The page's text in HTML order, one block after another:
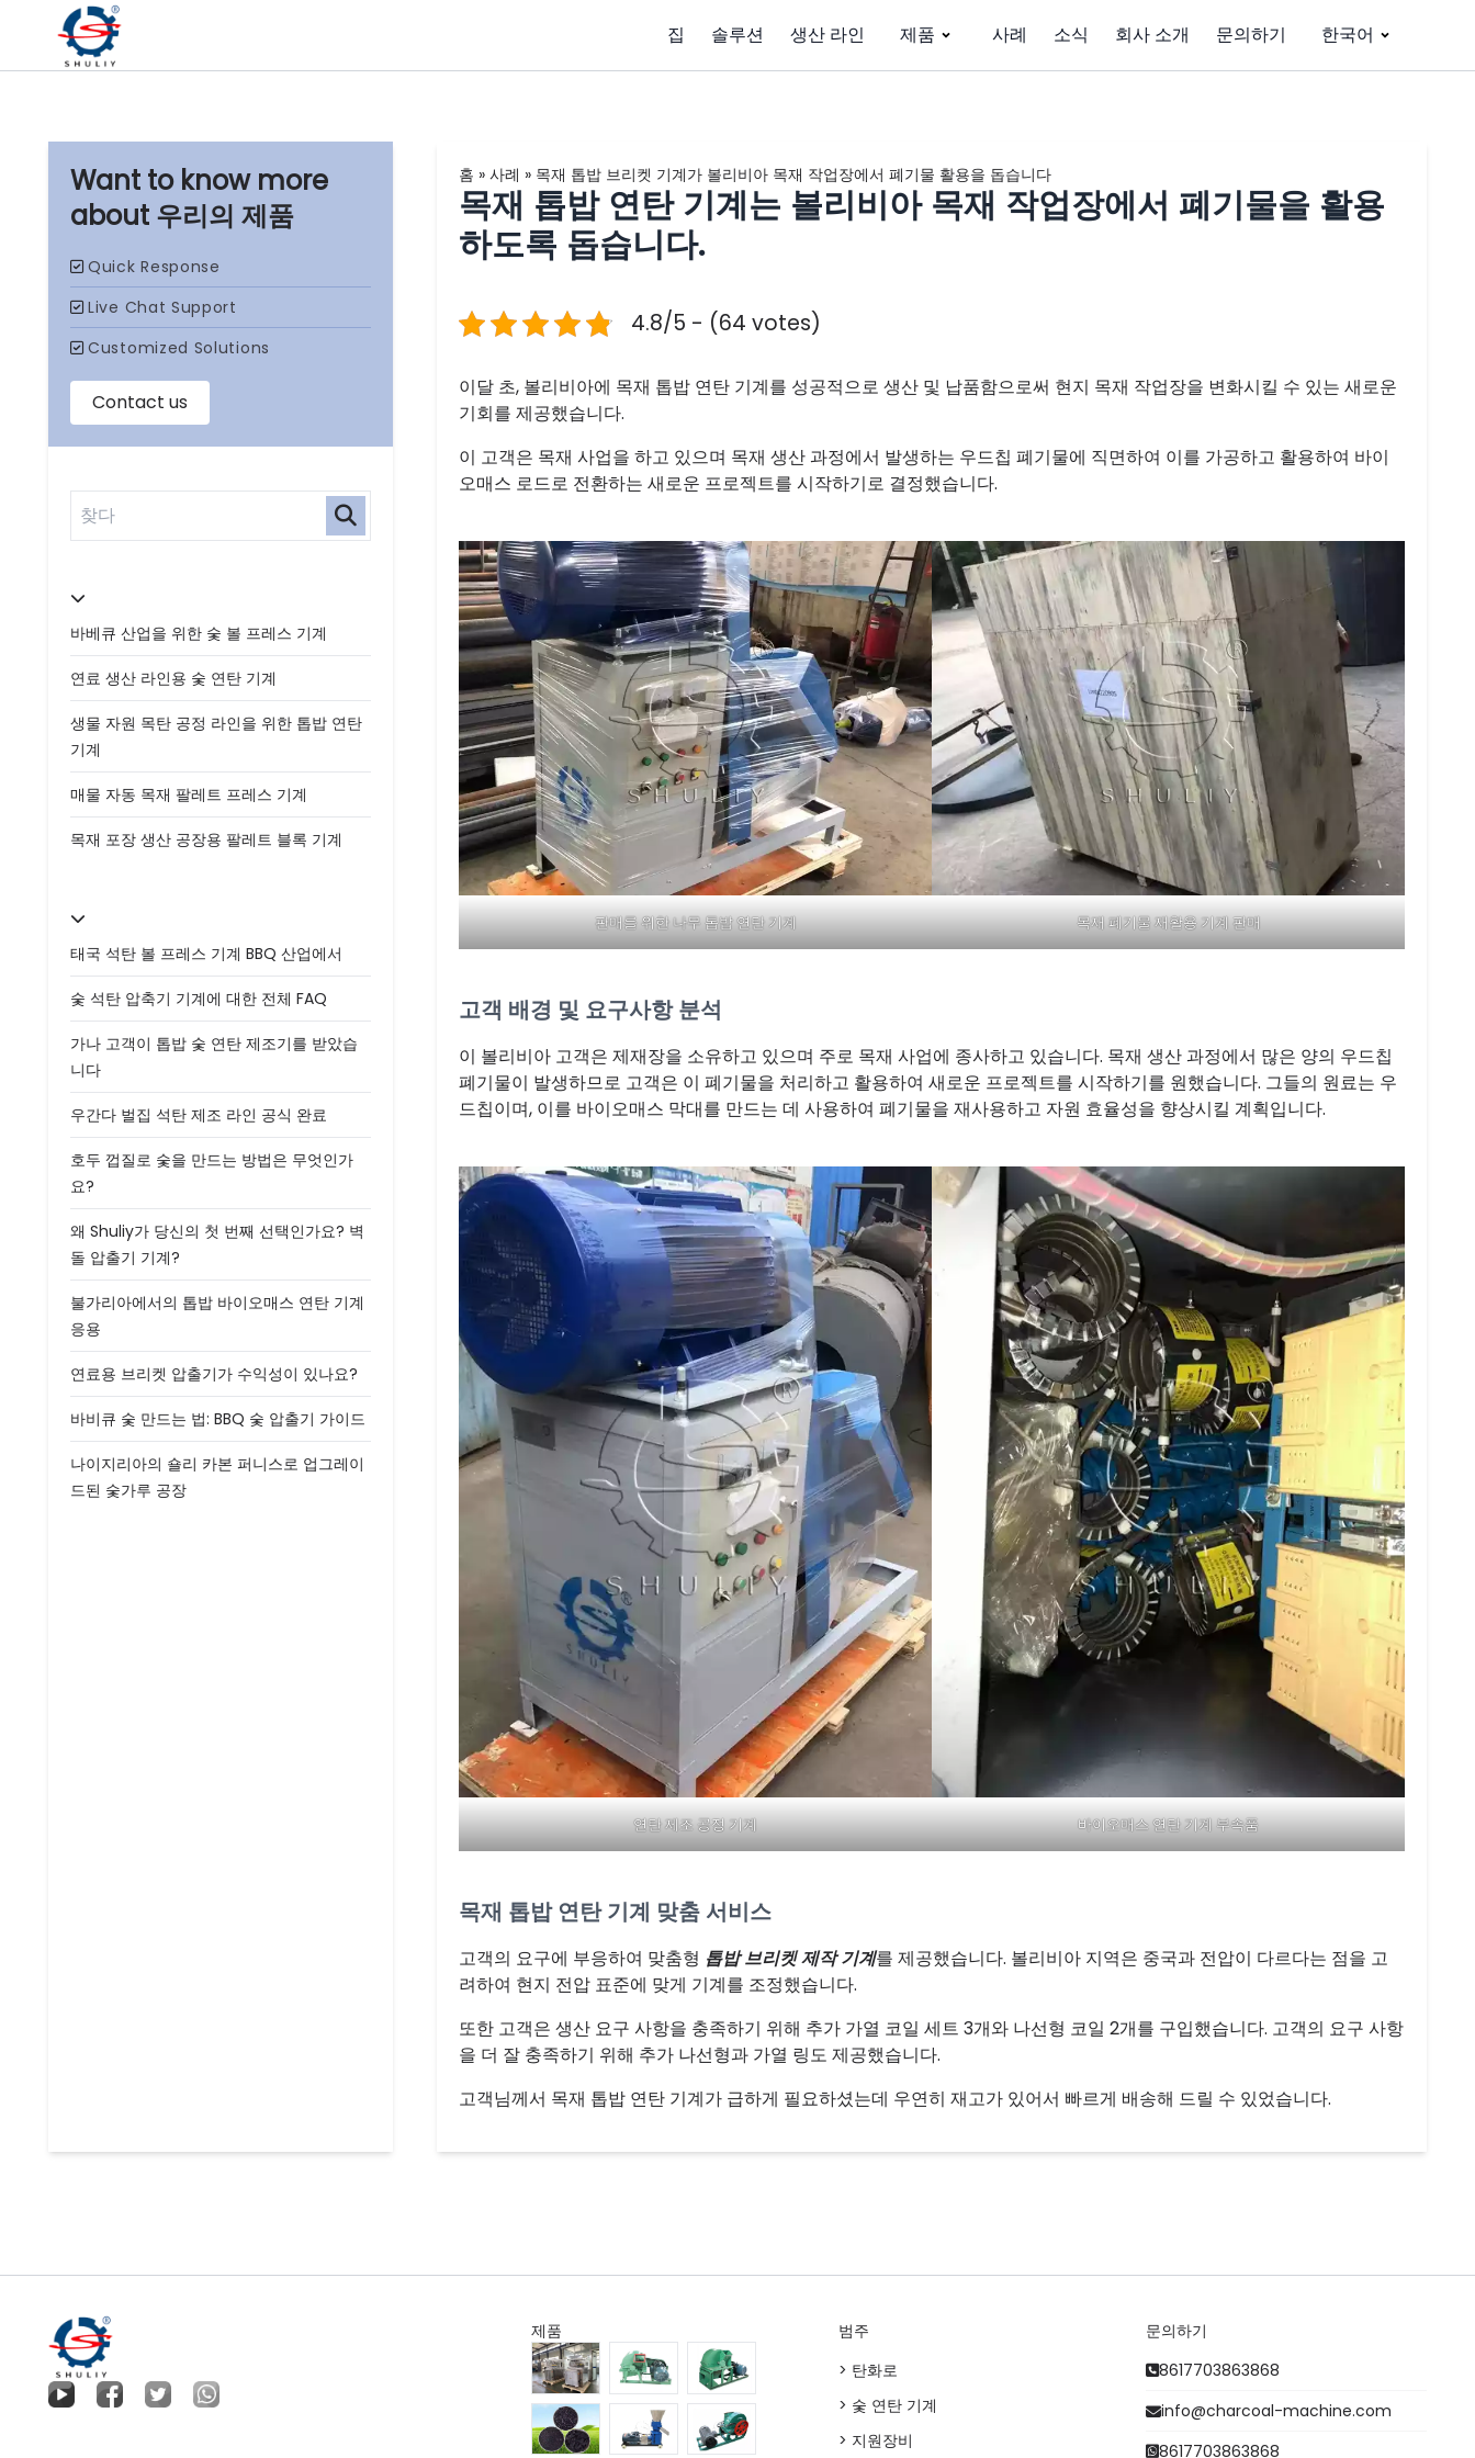
집 솔루션 생산 라인 제품 사례 소식 회사 소개 문의하기 한국어
우리의 제품
바베큐 산업을 위한 숯 볼 프레스 기계
연료 생산 라인용 숯 연탄 기계
생물 자원 목탄 공정 라인을 위한 톱밥 연탄
기계
매물 자동 목재 팔레트 프레스 기계
목재 포장 생산 공장용 팔레트 블록 기계
태국 석탄 볼 프레스 기계 BBQ 산업에서
숯 석탄 압축기 기계에 대한 전체 FAQ
가나 고객이 톱밥 숯 연탄 제조기를 받았습
니다
우간다 벌집 석탄 제조 라인 공식 완료
호두 껍질로 숯을 만드는 방법은 무엇인가
요?
왜 Shuliy가 당신의 첫 번째 선택인가요? 벽
돌 압출기 기계?
불가리아에서의 톱밥 바이오매스 연탄 기계
응용
연료용 브리켓 압출기가 수익성이 있나요?
바비큐 숯 만드는 법: BBQ 숯 압출기 가이드
나이지리아의 숄리 카본 퍼니스로 업그레이
드된 숯가루 공장
홈 » 사례 » 목재 톱밥 브리켓 기계가 볼리비아 목재 작업장에서 폐기물 활용을 돕습니다
목재 톱밥 연탄 기계는 볼리비아 목재 작업장에서 폐기물을 활용
하도록 돕습니다.
4.8/5 - (64 votes)
이달 초, 볼리비아에 목재 톱밥 연탄 기계를 성공적으로 생산 및 납품함으로써 현지 목재 작업장을 변화시킬 수 있는 새로운
기회를 제공했습니다.
이 고객은 목재 사업을 하고 있으며 목재 생산 과정에서 발생하는 우드칩 폐기물에 직면하여 이를 가공하고 활용하여 바이
오매스 로드로 전환하는 새로운 프로젝트를 시작하기로 결정했습니다.
판매를 위한 나무 톱밥 연탄 기계 목재 폐기물 재활용 기계 판매
고객 배경 및 요구사항 분석
이 볼리비아 고객은 제재장을 소유하고 있으며 주로 목재 사업에 종사하고 있습니다. 목재 생산 과정에서 많은 양의 우드칩
폐기물이 발생하므로 고객은 이 폐기물을 처리하고 활용하여 새로운 프로젝트를 시작하기를 원했습니다. 그들의 원료는 우
드칩이며, 이를 바이오매스 막대를 만드는 데 사용하여 폐기물을 재사용하고 자원 효율성을 향상시킬 계획입니다.
연탄 제조 공정 기계 바이오매스 연탄 기계 부속품
목재 톱밥 연탄 기계 맞춤 서비스
고객의 요구에 부응하여 맞춤형 톱밥 브리켓 제작 기계를 제공했습니다. 볼리비아 지역은 중국과 전압이 다르다는 점을 고
려하여 현지 전압 표준에 맞게 기계를 조정했습니다.
또한 고객은 생산 요구 사항을 충족하기 위해 추가 가열 코일 세트 3개와 나선형 코일 2개를 구입했습니다. 고객의 요구 사항
을 더 잘 충족하기 위해 추가 나선형과 가열 링도 제공했습니다.
고객님께서 목재 톱밥 연탄 기계가 급하게 필요하셨는데 우연히 재고가 있어서 빠르게 배송해 드릴 수 있었습니다.
제품
범주
> 탄화로
> 숯 연탄 기계
> 지원장비
문의하기
8617703863868
info@charcoal-machine.com
8617703863868